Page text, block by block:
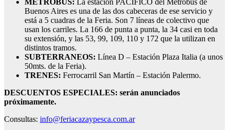
METROBUS: La estación PACIFICO del Metrobús de
Buenos Aires es una de las dos cabeceras de ese servicio y
está a 5 cuadras de la Feria. Son 7 líneas de colectivo que
usan los carriles. La 166 de punta a punta, la 34 casi en toda
su extensión, y las 53, 99, 109, 110 y 172 que la utilizan en
distintos tramos.
SUBTERRANEOS: Línea D – Estación Plaza Italia (a unos
50mts. de la Feria).
TRENES: Ferrocarril San Martín – Estación Palermo.
DESCUENTOS ESPECIALES: serán anunciados
próximamente.
Consultas: info@feriacazaypesca.com.ar